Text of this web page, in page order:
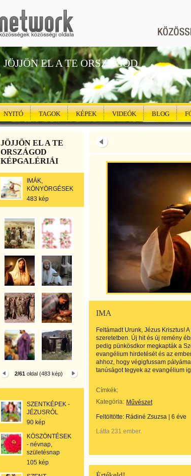
JÖJJÖN EL A TE ORSZÁGOD
NYITÓ TAGOK KÉPEK VIDEÓK BLOG
JÖJJÖN EL A TE
ORSZÁGOD
KÉPGALÉRIÁI
IMÁK,
KÖNYÖRGÉSEK
483 kép
2/61 oldal (483 kép)
SZENTKÉPEK -
JÉZUSRÓL
90 kép
KÖSZÖNTÉSEK
- névnap,
születésnap
105 kép
IMA
Feltámadt Urunk, Jézus Krisztus!
szeretetben. Új hit és új remény
pedig pünkösdkor megkapták a
evangélium hirdetését és az
ahhoz, hogy végigfussam
tanúságot tegyek az evangélium
Címkék:
Kategória: Művészet
Feltöltötte: Rádiné Zsuzsa 6 éve
Látta 231 ember.